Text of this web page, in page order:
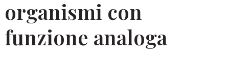
organismi con
funzione analoga